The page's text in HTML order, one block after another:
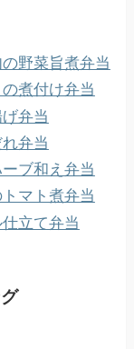
野菜旨煮弁当
煮付け弁当
弁当
弁当
ブ和え弁当
マト煮弁当
立て弁当